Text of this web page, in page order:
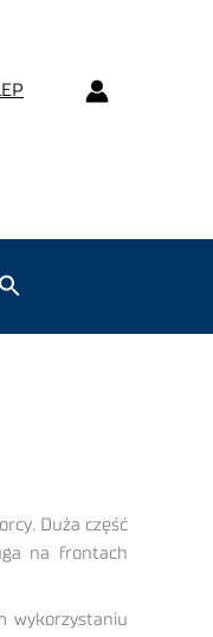
Duża część
na frontach
wykorzystaniu